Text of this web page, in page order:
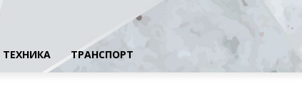
ТЕХНИКА ТРАНСПОРТ